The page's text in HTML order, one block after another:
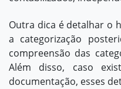
Outra dica é detalhar o
a categorização
compreensão das
Além disso, caso
documentação, esses